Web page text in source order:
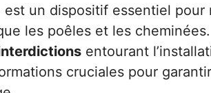
un dispositif essentiel
les poêles et les
entourant
cruciales pour